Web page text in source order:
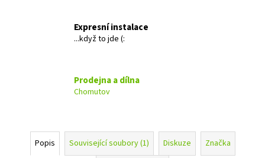
Expresní instalace
...když to jde (:
Prodejna a dílna
Chomutov
Popis Související soubory (1) Diskuze
Značka